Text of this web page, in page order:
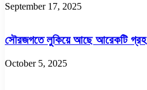
September 17, 2025
সৌরজগতে লুকিয়ে আছে আরেকটি গ্রহ
October 5, 2025